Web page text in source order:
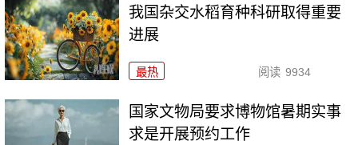
我国杂交水稻育种科研取得重要
进展
最热 阅读 9934
国家文物局要求博物馆暑期实事
求是开展预约工作